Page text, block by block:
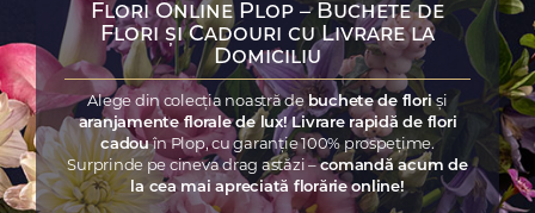
Flori Online Plop – Buchete de
Flori și Cadouri cu Livrare la
Domiciliu
Alege din colecția noastră de buchete de floriși
aranjamente florale de lux! Livrare rapidă de flori
cadouîn Plop, cu garanție 100% prospețime.
Surprinde pe cineva drag astăzi –comandă acum de
la cea mai apreciată florărie online!